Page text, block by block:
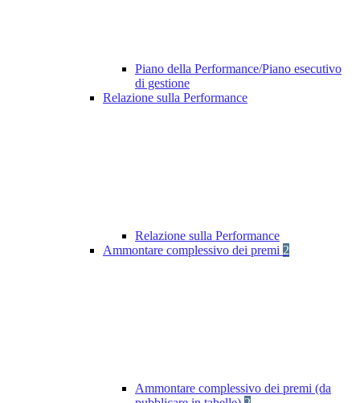
Piano della Performance/Piano esecutivo
di gestione
Relazione sulla Performance
Relazione sulla Performance
Ammontare complessivo dei premi 2
Ammontare complessivo dei premi (da